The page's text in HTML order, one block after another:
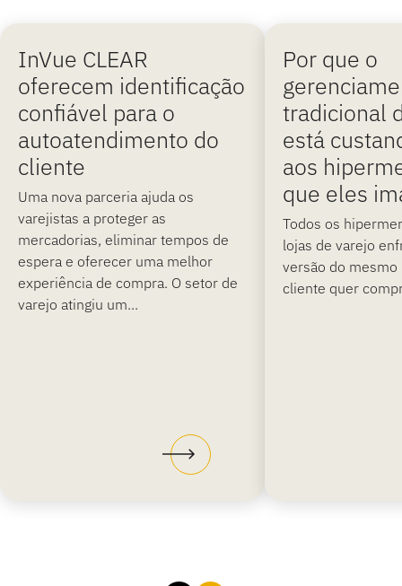
InVue CLEAR
oferecem identificação
confiável para o
autoatendimento do
cliente
Uma nova parceria ajuda os
varejistas a proteger as
mercadorias, eliminar tempos de
espera e oferecer uma melhor
experiência de compra. O setor de
varejo atingiu um...
Por que o
tradicional
está
aos
que eles
Todos os
lojas de varejo
versão do
cliente quer